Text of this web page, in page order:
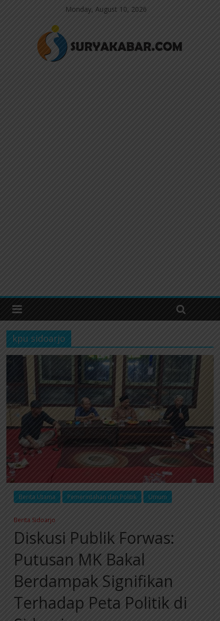
Monday, August 10, 2026
kpu sidoarjo
Berita Utama Pemerintahan dan Politik Umum
Berita Sidoarjo
Diskusi Publik Forwas:
Putusan MK Bakal
Berdampak Signifikan
Terhadap Peta Politik di